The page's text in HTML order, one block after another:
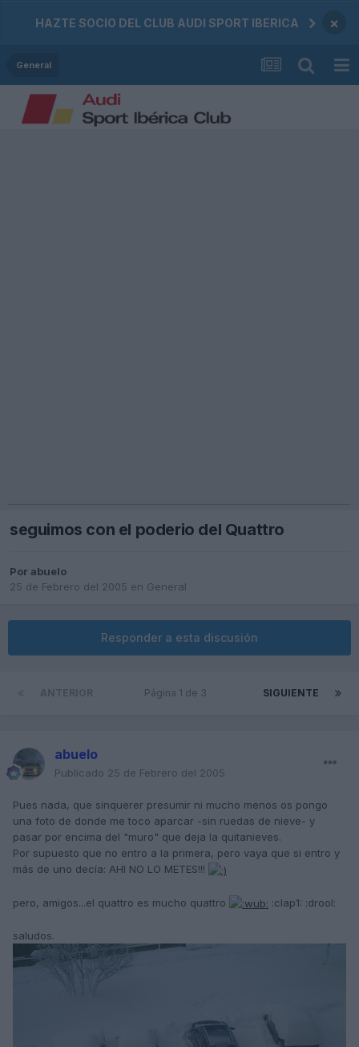
HAZTE SOCIO DEL CLUB AUDI SPORT IBERICA ×
General
seguimos con el poderio del Quattro
Por abuelo
25 de Febrero del 2005 en General
Responder a esta discusión
SIGUIENTE
Página 1 de 3
abuelo
Publicado 25 de Febrero del 2005
Pues nada, que sinquerer presumir ni mucho menos os pongo
una foto de donde me toco aparcar -sin ruedas de nieve- y
pasar por encima del "muro" que deja la quitanieves.
Por supuesto que no entro a la primera, pero vaya que si entro y
más de uno decía: AHI NO LO METES!!!
pero, amigos...el quattro es mucho quattro :clap1: :drool:
saludos.